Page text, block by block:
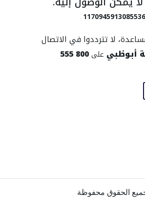
لا تترددوا في الاتصال
أبوظبي على